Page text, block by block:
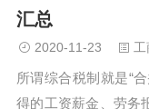
汇总
2020-11-23
所谓综合税制就是“
得的工资薪金、劳务